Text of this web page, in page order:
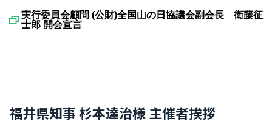
実行委員会顧問 (公財)全国山の日協議会副会長 衛藤征
士郎 開会宣言
福井県知事 杉本達治様 主催者挨拶